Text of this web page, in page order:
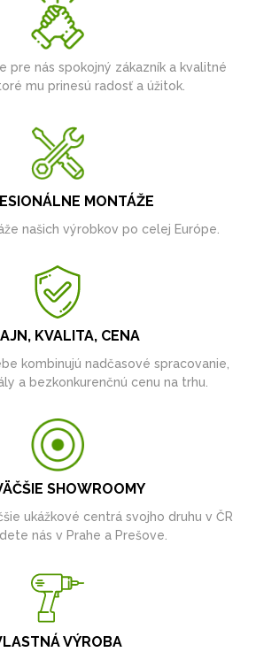
pre nás spokojný zákazník a kvalitné
mu prinesú radosť a úžitok.
MONTÁŽE
našich výrobkov po celej Európe.
KVALITA, CENA
kombinujú nadčasové spracovanie,
a bezkonkurenčnú cenu na trhu.
SHOWROOMY
ukážkové centrá svojho druhu v ČR
nás v Prahe a Prešove.
VÝROBA